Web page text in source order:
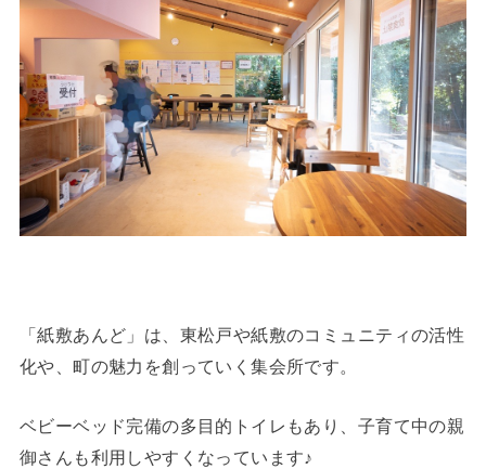
「紙敷あんど」は、東松戸や紙敷のコミュニティの活性
化や、町の魅力を創っていく集会所です。
ベビーベッド完備の多目的トイレもあり、子育て中の親
御さんも利用しやすくなっています♪